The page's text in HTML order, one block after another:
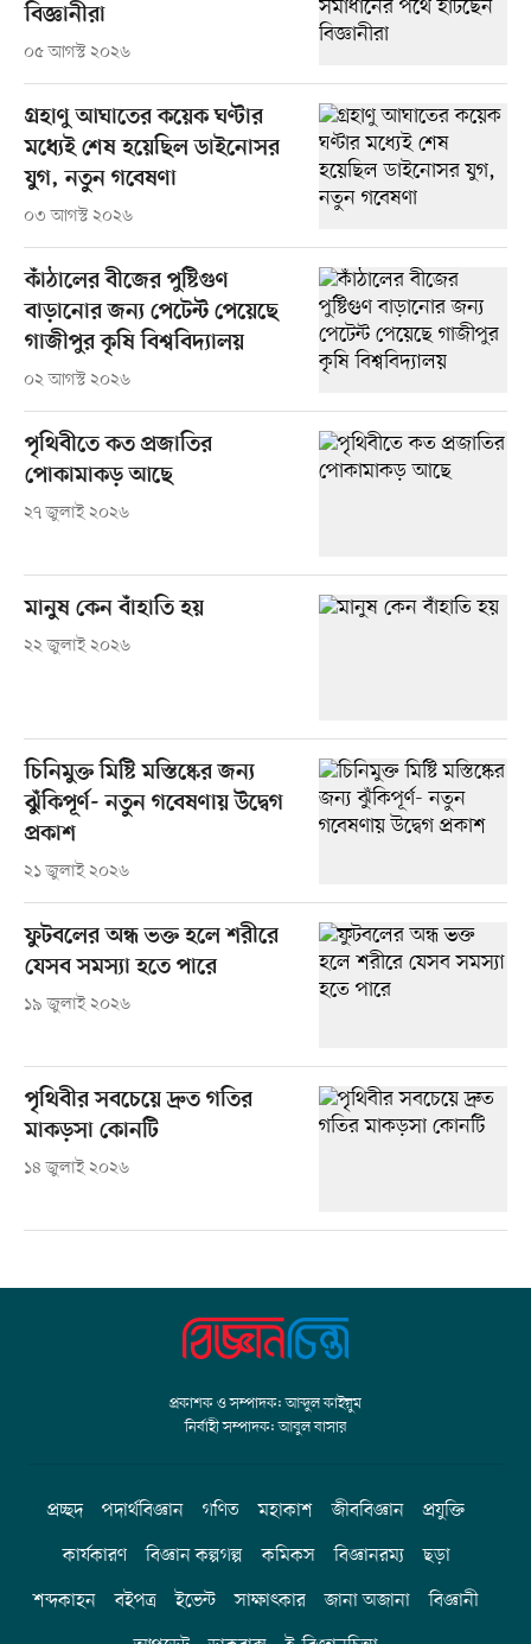
বিজ্ঞানীরা
০৫ আগস্ট ২০২৬
গ্রহাণু আঘাতের কয়েক ঘণ্টার
মধ্যেই শেষ হয়েছিল ডাইনোসর
যুগ, নতুন গবেষণা
০৩ আগস্ট ২০২৬
কাঁঠালের বীজের পুষ্টিগুণ
বাড়ানোর জন্য পেটেন্ট পেয়েছে
গাজীপুর কৃষি বিশ্ববিদ্যালয়
০২ আগস্ট ২০২৬
পৃথিবীতে কত প্রজাতির
পোকামাকড় আছে
২৭ জুলাই ২০২৬
মানুষ কেন বাঁহাতি হয়
২২ জুলাই ২০২৬
চিনিমুক্ত মিষ্টি মস্তিষ্কের জন্য
ঝুঁকিপূর্ণ- নতুন গবেষণায় উদ্বেগ
প্রকাশ
২১ জুলাই ২০২৬
ফুটবলের অন্ধ ভক্ত হলে শরীরে
যেসব সমস্যা হতে পারে
১৯ জুলাই ২০২৬
পৃথিবীর সবচেয়ে দ্রুত গতির
মাকড়সা কোনটি
১৪ জুলাই ২০২৬
প্রকাশক ও সম্পাদক: আব্দুল কাইয়ুম
নির্বাহী সম্পাদক: আবুল বাসার
প্রচ্ছদ পদার্থবিজ্ঞান গণিত মহাকাশ জীববিজ্ঞান
প্রযুক্তি
কার্যকারণ
বিজ্ঞান কল্পগল্প কমিকস বিজ্ঞানরম্য
ছড়া
শব্দকাহন
বইপত্র ইভেন্ট সাক্ষাৎকার জানা অজানা
বিজ্ঞানী